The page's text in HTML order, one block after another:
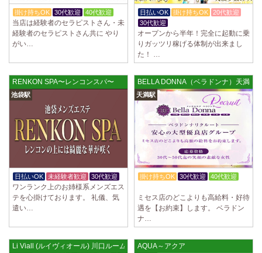
掛け持ちOK 30代歓迎 40代歓迎
当店は経験者のセラピストさん・未
経験者のセラピストさん共に やり
がい…
日払いOK 掛け持ちOK
20代歓迎
30代歓迎
オープンから半年！完全に起動に乗
りガッツリ稼げる体制が出来まし
た！ …
RENKON SPA〜レンコンスパ〜
池袋駅
日払いOK 未経験者歓迎 30代歓迎
ワンランク上のお姉様系メンズエス
テを心掛けております。 礼儀、気
遣い…
BELLA DONNA（ベラドンナ）天満ル
天満駅
掛け持ちOK 30代歓迎
40代歓迎
ミセス店のどこよりも高給料・好待
遇を【お約束】します。 ベラドン
ナ…
Li Viall (ルイヴィオール) 川口ルーム AQUA～アクア